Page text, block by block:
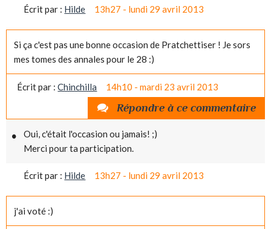
Écrit par : Hilde 13h27 - lundi 29 avril 2013
Si ça c'est pas une bonne occasion de Pratchettiser ! Je sors
mes tomes des annales pour le 28 :)
Écrit par :Chinchilla 14h10 - mardi 23 avril 2013
Répondre à ce commentaire
Oui, c'était l'occasion ou jamais! ;)
Merci pour ta participation.
Écrit par : Hilde 13h27 - lundi 29 avril 2013
j'ai voté :)